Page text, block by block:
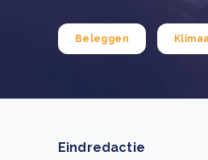
Beleggen
Eindredactie